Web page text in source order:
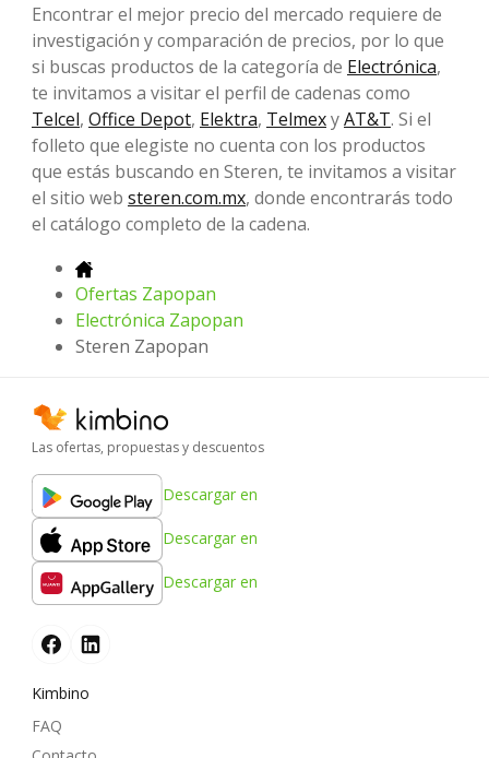
Encontrar el mejor precio del mercado requiere de
investigación y comparación de precios, por lo que
si buscas productos de la categoría de Electrónica,
te invitamos a visitar el perfil de cadenas como
Telcel, Office Depot, Elektra, TelmexyAT&T. Si el
folleto que elegiste no cuenta con los productos
que estás buscando en Steren, te invitamos a visitar
el sitio web steren.com.mx, donde encontrarás todo
el catálogo completo de la cadena.
Ofertas Zapopan
Electrónica Zapopan
Steren Zapopan
Las ofertas, propuestas y descuentos
Descargar en
Descargar en
Descargar en
Kimbino
FAQ